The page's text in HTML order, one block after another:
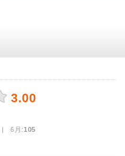
3.00
6月:105